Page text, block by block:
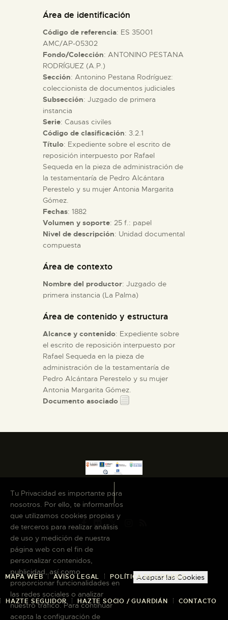
ACTIVIDADES
█
EL MUSEO
COLECCIONES
DIDÁCTICA
ESPAÑOL
Área de identificación
Código de referencia: ES 35001
AMC/AP-05302
Fondo/Colección: ANTONINO PESTANA
RODRÍGUEZ (A.P.)
Sección: Antonino Pestana Rodríguez:
coleccionista de documentos judiciales
Subsección: Juzgado de primera
instancia
Serie: Causas civiles
Código de clasificación: 3.2.1
Título: Expediente sobre el escrito de
reposición interpuesto por Rafael
Sequeda en la pieza de administración de
la testamentaría de Pedro Alcántara
Perestelo y su mujer Antonia Margarita
Gómez.
Fechas: 1882
Volumen y soporte: 25 f.: papel
Nivel de descripción: Unidad documental
compuesta
Área de contexto
Nombre del productor: Juzgado de
primera instancia (La Palma)
Área de contenido y estructura
Alcance y contenido: Expediente sobre
el escrito de reposición interpuesto por
Rafael Sequeda en la pieza de
administración de la testamentaría de
Pedro Alcántara Perestelo y su mujer
Antonia Margarita Gómez.
Documento asociado
MAPA WEB AVISO LEGAL POLÍTICA DE COOKIES
HAZTE SEGUIDOR HAZTE SOCIO / GUARDIÁN CONTACTO
Tu Privacidad es importante para
nosotros. Por ello, te informamos
que utilizamos cookies propias y
de terceros para realizar análisis
de uso y medición de nuestra
página web con el fin de
personalizar contenidos,
publicidad, así como
proporcionar funcionalidades en
las redes sociales o analizar
nuestro tráfico. Para continuar
acepta la configuración de
Aceptar las Cookies